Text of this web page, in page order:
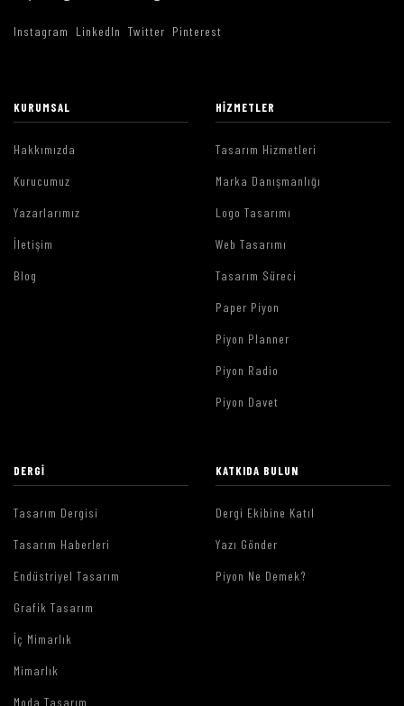
Instagram LinkedIn Twitter Pinterest
KURUMSAL
Hakkımızda
Kurucumuz
Yazarlarımız
İletişim
Blog
HIZMETLER
Tasarım Hizmetleri
Marka Danışmanlığı
Logo Tasarımı
Web Tasarımı
Tasarım Süreci
Paper Piyon
Piyon Planner
Piyon Radio
Piyon Davet
DERGI
Tasarım Dergisi
Tasarım Haberleri
Endüstriyel Tasarım
Grafik Tasarım
İç Mimarlık
Mimarlık
Moda Tasarım
KATKIDA BULUN
Dergi Ekibine Katıl
Yazı Gönder
Piyon Ne Demek?